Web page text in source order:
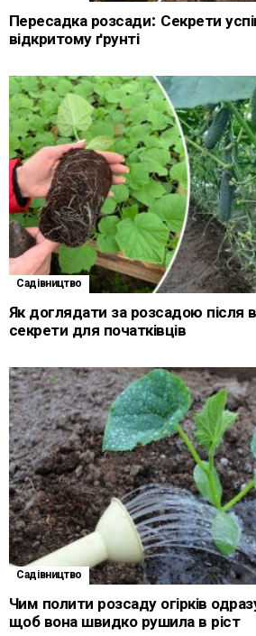
Пересадка розсади: Секрети
відкритому ґрунті
Садівництво
Як доглядати за розсадою після
секрети для початківців
Садівництво
Чим полити розсаду огірків
щоб вона швидко рушила в ріст